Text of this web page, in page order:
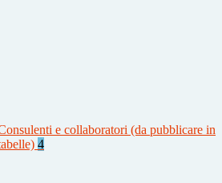
e collaboratori (da pubblicare in
4